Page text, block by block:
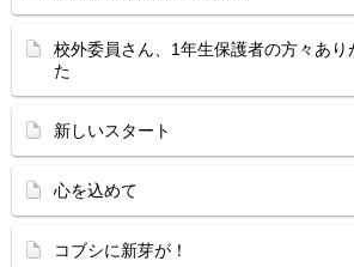
校外委員さん、1年生保護者の方々あり
た
新しいスタート
心を込めて
コブシに新芽が！